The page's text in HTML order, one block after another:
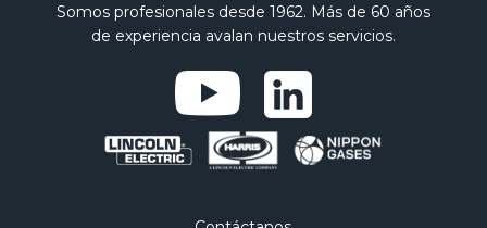
Somos profesionales desde 1962. Más de 60 años
de experiencia avalan nuestros servicios.